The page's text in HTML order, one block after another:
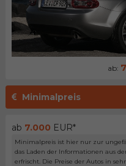
ab:
Minimalpreis
ab 7.000 EUR*
Minimalpreis ist hier nur zur
das Laden der Informationen aus
erfrischt. Die Preise der Autos in